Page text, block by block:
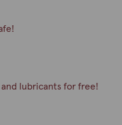
and lubricants for free!